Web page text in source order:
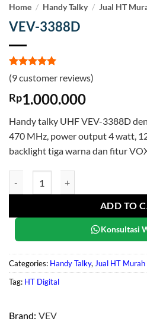
Home / Handy Talky / Jual HT
VEV-3388D
Rated5
out of 5
based on
9
customer
(9customer reviews)
Rp1.000.000
Handy talky UHF VEV-3388D
470 MHz, power output 4 watt,
backlight tiga warna dan fitur
ADD TO
Konsultasi
Categories: Handy Talky, Jual HT Murah
Tag: HT Digital
Brand: VEV